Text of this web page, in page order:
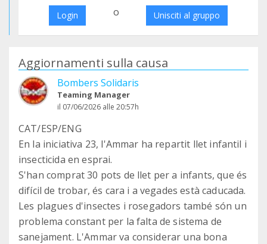
Login o Unisciti al gruppo
Aggiornamenti sulla causa
Bombers Solidaris
Teaming Manager
il 07/06/2026 alle 20:57h
CAT/ESP/ENG
En la iniciativa 23, l'Ammar ha repartit llet infantil i
insecticida en esprai.
S'han comprat 30 pots de llet per a infants, que és
difícil de trobar, és cara i a vegades està caducada.
Les plagues d'insectes i rosegadors també són un
problema constant per la falta de sistema de
sanejament. L'Ammar va considerar una bona